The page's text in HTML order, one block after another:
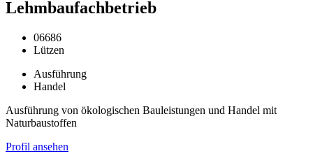
Lehmbaufachbetrieb
06686
Lützen
Ausführung
Handel
Ausführung von ökologischen Bauleistungen und Handel mit
Naturbaustoffen
Profil ansehen